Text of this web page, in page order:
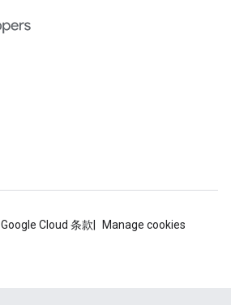
Google Cloud 条款 Manage cookies